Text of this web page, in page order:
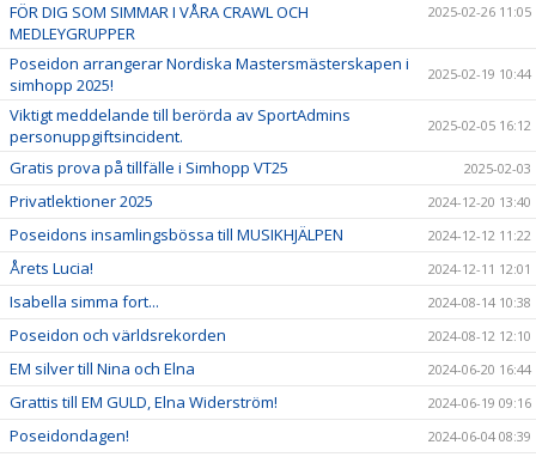
FÖR DIG SOM SIMMAR I VÅRA CRAWL OCH
MEDLEYGRUPPER
2025-02-26 11:05
Poseidon arrangerar Nordiska Mastersmästerskapen i
simhopp 2025!
2025-02-19 10:44
Viktigt meddelande till berörda av SportAdmins
personuppgiftsincident.
2025-02-05 16:12
Gratis prova på tillfälle i Simhopp VT25 2025-02-03
Privatlektioner 2025 2024-12-20 13:40
Poseidons insamlingsbössa till MUSIKHJÄLPEN 2024-12-12 11:22
Årets Lucia! 2024-12-11 12:01
Isabella simma fort... 2024-08-14 10:38
Poseidon och världsrekorden 2024-08-12 12:10
EM silver till Nina och Elna 2024-06-20 16:44
Grattis till EM GULD, Elna Widerström! 2024-06-19 09:16
Poseidondagen!
2024-06-04 08:39